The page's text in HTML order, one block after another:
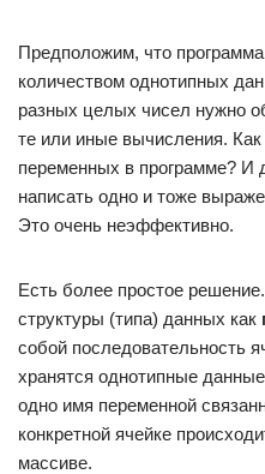
Предположим, что
количеством однотипных
разных целых чисел нужно
те или иные вычисления.
переменных в программе? И
написать одно и тоже
Это очень неэффективно.
Есть более простое
структуры (типа) данных как
собой последовательность
хранятся однотипные
одно имя переменной
конкретной ячейке
массиве.